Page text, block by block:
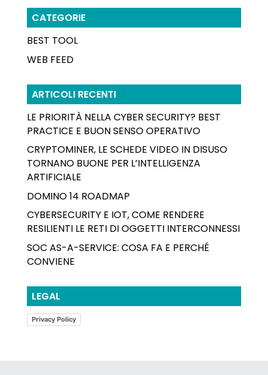
CATEGORIE
BEST TOOL
WEB FEED
ARTICOLI RECENTI
LE PRIORITÀ NELLA CYBER SECURITY? BEST
PRACTICE E BUON SENSO OPERATIVO
CRYPTOMINER, LE SCHEDE VIDEO IN DISUSO
TORNANO BUONE PER L’INTELLIGENZA
ARTIFICIALE
DOMINO 14 ROADMAP
CYBERSECURITY E IOT, COME RENDERE
RESILIENTI LE RETI DI OGGETTI INTERCONNESSI
SOC AS-A-SERVICE: COSA FA E PERCHÉ
CONVIENE
LEGAL
Privacy Policy